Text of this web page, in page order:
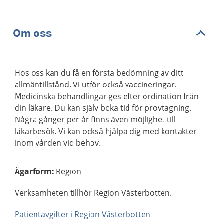
Om oss
Hos oss kan du få en första bedömning av ditt
allmäntillstånd. Vi utför också vaccineringar.
Medicinska behandlingar ges efter ordination från
din läkare. Du kan själv boka tid för provtagning.
Några gånger per år finns även möjlighet till
läkarbesök. Vi kan också hjälpa dig med kontakter
inom vården vid behov.
Ägarform: Region
Verksamheten tillhör Region Västerbotten.
Patientavgifter i Region Västerbotten